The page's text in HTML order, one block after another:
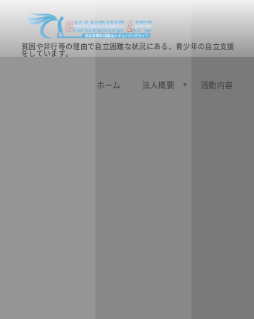
貧困や非行等の理由で自立困難な状況にある、青少年の自立支援
をしています。
ホーム 法人概要 活動内容